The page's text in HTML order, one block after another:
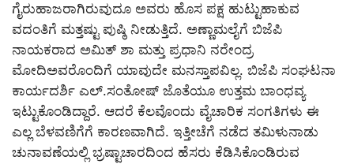
ಗೈರುಹಾಜರಾಗಿರುವುದೂ ಅವರು ಹೊಸ ಪಕ್ಷ ಹುಟ್ಟುಹಾಕುವ
ವದಂತಿಗೆ ಮತ್ತಷ್ಟು ಪುಷ್ಠಿ ನೀಡುತ್ತಿದೆ. ಅಣ್ಣಾಮಲೈಗೆ ಬಿಜೆಪಿ
ನಾಯಕರಾದ ಅಮಿತ್ ಶಾ ಮತ್ತು ಪ್ರಧಾನಿ ನರೇಂದ್ರ
ಮೋದಿಅವರೊಂದಿಗೆ ಯಾವುದೇ ಮನಸ್ತಾಪವಿಲ್ಲ. ಬಿಜೆಪಿ ಸಂಘಟನಾ
ಕಾರ್ಯದರ್ಶಿ ಎಲ್.ಸಂತೋಷ್ ಜೊತೆಯೂ ಉತ್ತಮ ಬಾಂಧವ್ಯ
ಇಟ್ಟುಕೊಂಡಿದ್ದಾರೆ. ಆದರೆ ಕೆಲವೊಂದು ವೈಚಾರಿಕ ಸಂಗತಿಗಳು ಈ
ಎಲ್ಲ ಬೆಳವಣಿಗೆಗೆ ಕಾರಣವಾಗಿದೆ. ಇತ್ತೀಚೆಗೆ ನಡೆದ ತಮಿಳುನಾಡು
ಚುನಾವಣೆಯಲ್ಲಿ ಭ್ರಷ್ಟಾಚಾರದಿಂದ ಹೆಸರು ಕೆಡಿಸಿಕೊಂಡಿರುವ